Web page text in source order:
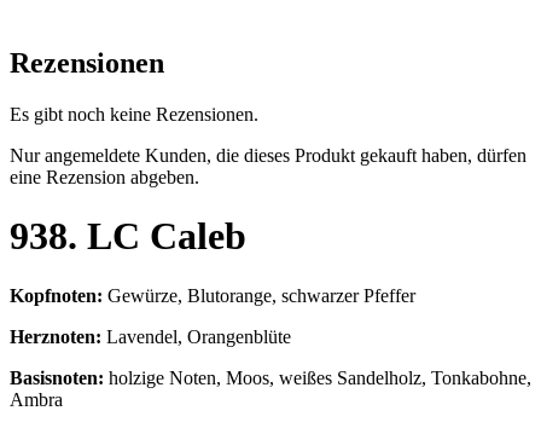
Rezensionen
Es gibt noch keine Rezensionen.
Nur angemeldete Kunden, die dieses Produkt gekauft haben, dürfen
eine Rezension abgeben.
938. LC Caleb
Kopfnoten: Gewürze, Blutorange, schwarzer Pfeffer
Herznoten: Lavendel, Orangenblüte
Basisnoten: holzige Noten, Moos, weißes Sandelholz, Tonkabohne,
Ambra